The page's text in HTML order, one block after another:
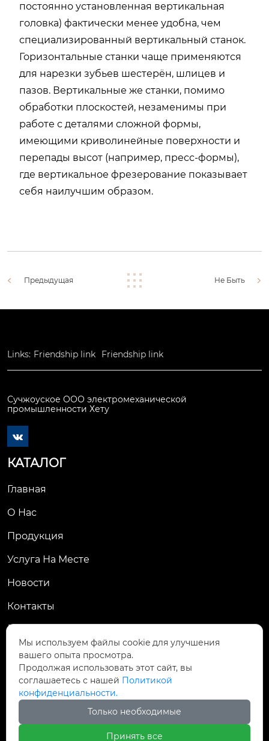
постоянно установленная вертикальная
головка) фактически менее удобна, чем
специализированный вертикальный станок.
Горизонтальные станки чаще применяются
для нарезки зубьев шестерён, шлицев и
пазов. Вертикальные же станки, помимо
обработки плоскостей, незаменимы при
работе с деталями сложной формы,
имеющими криволинейные поверхности и
перепады высот (например, пресс-формы),
где вертикальное фрезерование показывает
себя наилучшим образом.
Предыдущая Не Быть
Links: Friendship link Friendship link
Сучжоуское ООО электромеханической
промышленности Хету

КАТАЛОГ
Главная
О Нас
Продукция
Услуга На Месте
Новости
Контакты
КОНТАКТЫ
 № 92, улица Шэньян, город Чэнсян, город
Тайцан, провинция Цзянсу, Китай
 ht_hermes@126.com

Мы используем файлы cookie для улучшения
вашего опыта просмотра.
Продолжая использовать этот сайт, вы
соглашаетесь с нашей Политикой
конфиденциальности.
Только необходимые
Принять все